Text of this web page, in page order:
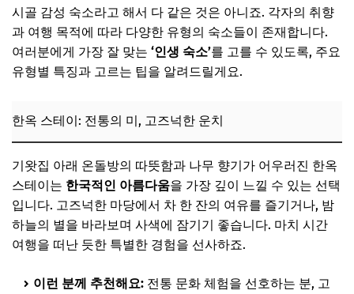
시골 감성 숙소라고 해서 다 같은 것은 아니죠. 각자의 취향
과 여행 목적에 따라 다양한 유형의 숙소들이 존재합니다.
여러분에게 가장 잘 맞는 ‘인생 숙소’를 고를 수 있도록, 주요
유형별 특징과 고르는 팁을 알려드릴게요.
한옥 스테이: 전통의 미, 고즈넉한 운치
기왓집 아래 온돌방의 따뜻함과 나무 향기가 어우러진 한옥
스테이는 한국적인 아름다움을 가장 깊이 느낄 수 있는 선택
입니다. 고즈넉한 마당에서 차 한 잔의 여유를 즐기거나, 밤
하늘의 별을 바라보며 사색에 잠기기 좋습니다. 마치 시간
여행을 떠난 듯한 특별한 경험을 선사하죠.
이런 분께 추천해요: 전통 문화 체험을 선호하는 분, 고